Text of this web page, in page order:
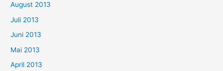
August 2013
Juli 2013
Juni 2013
Mai 2013
April 2013